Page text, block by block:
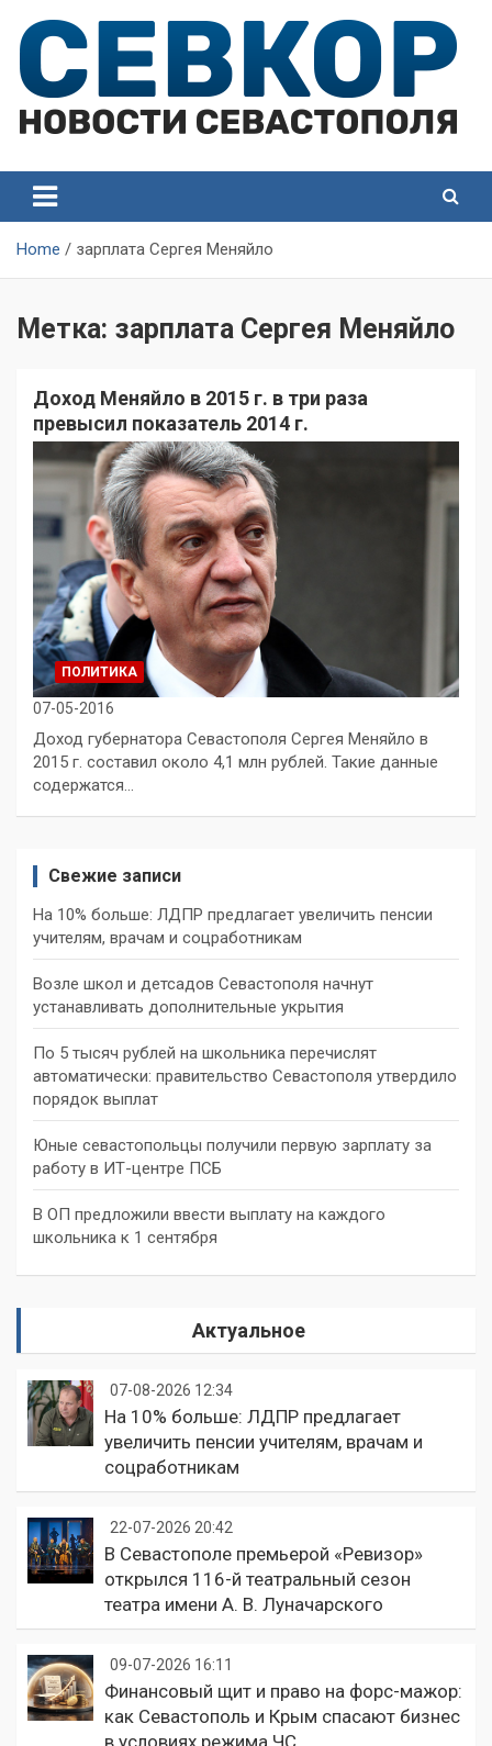
content
Севастополя
Севастополя
Home зарплата Сергея Меняйло
Метка: зарплата Сергея Меняйло
Доход Меняйло в 2015 г. в три раза
превысил показатель 2014 г.
ПОЛИТИКА
07-05-2016
Доход губернатора Севастополя Сергея Меняйло в
2015 г. составил около 4,1 млн рублей. Такие данные
содержатся…
Свежие записи
На 10% больше: ЛДПР предлагает увеличить пенсии
учителям, врачам и соцработникам
Возле школ и детсадов Севастополя начнут
устанавливать дополнительные укрытия
По 5 тысяч рублей на школьника перечислят
автоматически: правительство Севастополя утвердило
порядок выплат
Юные севастопольцы получили первую зарплату за
работу в ИТ-центре ПСБ
В ОП предложили ввести выплату на каждого
школьника к 1 сентября
Актуальное
07-08-2026 12:34
На 10% больше: ЛДПР предлагает
увеличить пенсии учителям, врачам и
соцработникам
22-07-2026 20:42
В Севастополе премьерой «Ревизор»
открылся 116-й театральный сезон
театра имени А. В. Луначарского
09-07-2026 16:11
Финансовый щит и право на форс-мажор:
как Севастополь и Крым спасают бизнес
в условиях режима ЧС